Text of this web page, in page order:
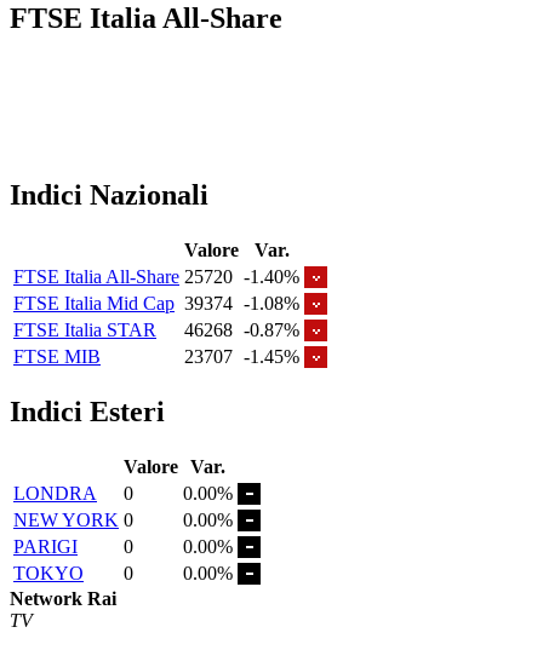
FTSE Italia All-Share
Indici Nazionali
Valore
Var.
FTSE Italia All-Share 25720 -1.40%
FTSE Italia Mid Cap 39374 -1.08%
FTSE Italia STAR
46268 -0.87%
FTSE MIB
23707 -1.45%
Indici Esteri
Valore Var.
LONDRA
0
0.00%
NEW YORK 0
0.00%
PARIGI
0
0.00%
TOKYO
0
0.00%
Network Rai
TV